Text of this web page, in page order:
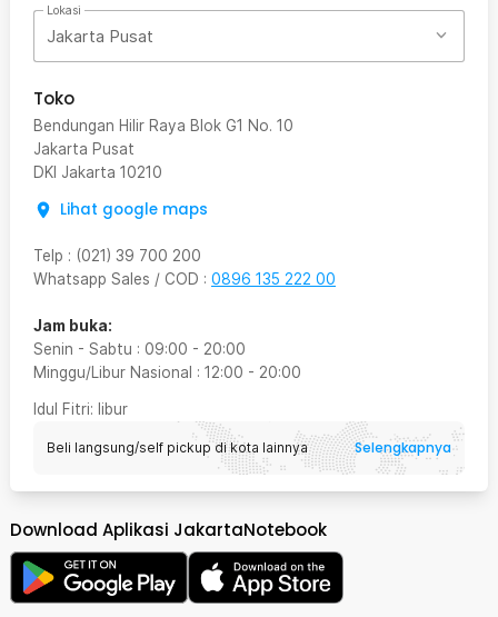
Lokasi
Jakarta Pusat
Toko
Bendungan Hilir Raya Blok G1 No. 10
Jakarta Pusat
DKI Jakarta 10210
Lihat google maps
Telp : (021) 39 700 200
Whatsapp Sales / COD : 0896 135 222 00
Jam buka:
Senin - Sabtu : 09:00 - 20:00
Minggu/Libur Nasional : 12:00 - 20:00
Idul Fitri: libur
Beli langsung/self pickup di kota lainnya Selengkapnya
Download Aplikasi JakartaNotebook